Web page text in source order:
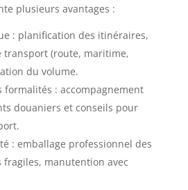
plusieurs avantages :
: planification des itinéraires,
transport (route, maritime,
du volume.
formalités : accompagnement
douaniers et conseils pour
: emballage professionnel des
fragiles, manutention avec